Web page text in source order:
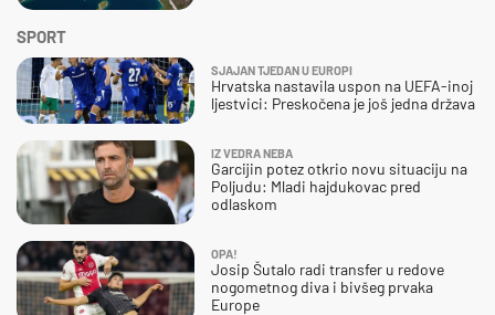
SPORT
SJAJAN TJEDAN U EUROPI
Hrvatska nastavila uspon na UEFA-inoj
ljestvici: Preskočena je još jedna država
IZ VEDRA NEBA
Garcijin potez otkrio novu situaciju na
Poljudu: Mladi hajdukovac pred
odlaskom
OPA!
Josip Šutalo radi transfer u redove
nogometnog diva i bivšeg prvaka
Europe